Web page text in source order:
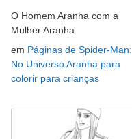
O Homem Aranha com a
Mulher Aranha
em Páginas de Spider-Man:
No Universo Aranha para
colorir para crianças